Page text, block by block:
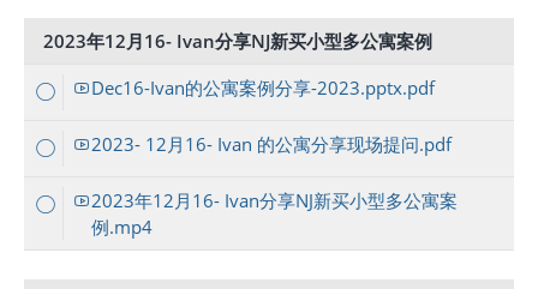
2023年12月16- Ivan分享NJ新买小型多公寓案例
Dec16-Ivan的公寓案例分享-2023.pptx.pdf
2023- 12月16- Ivan 的公寓分享现场提问.pdf
2023年12月16- Ivan分享NJ新买小型多公寓案
例.mp4